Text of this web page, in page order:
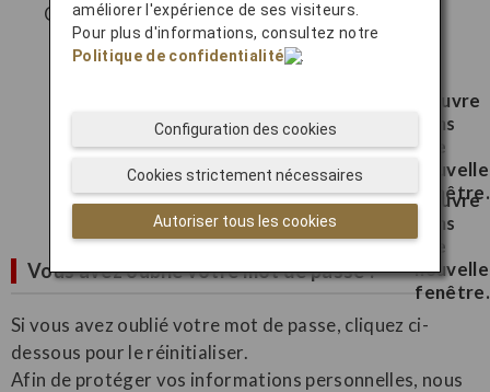
Contactez le centre JAL Mileage Bank.
Pour les membres vivant au Japon
Pour les membres vivant en dehors du
Japon (disponible en anglais
uniquement)
Vous avez oublié votre mot de passe ?
Si vous avez oublié votre mot de passe, cliquez ci-
dessous pour le réinitialiser.
Afin de protéger vos informations personnelles, nous
améliorer l'expérience de ses visiteurs.
Pour plus d'informations, consultez notre
Politique de confidentialité
.
Autoriser tous les cookies
Cookies strictement nécessaires
Configuration des cookies